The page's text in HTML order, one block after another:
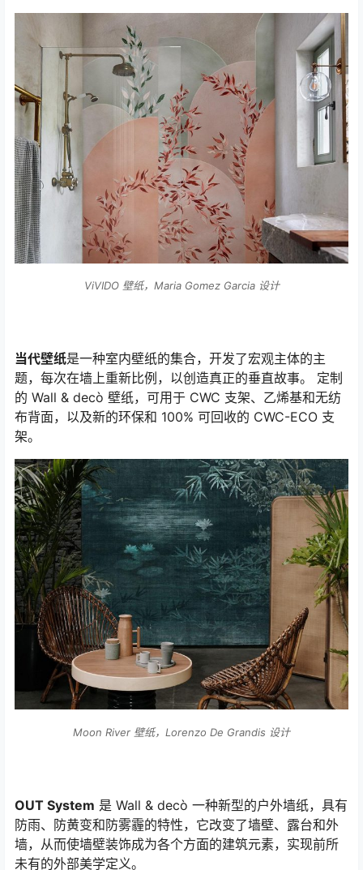
ViVIDO 壁纸，Maria Gomez Garcia 设计
当代壁纸是一种室内壁纸的集合，开发了宏观主体的主
题，每次在墙上重新比例，以创造真正的垂直故事。 定制
的 Wall & decò 壁纸，可用于 CWC 支架、乙烯基和无纺
布背面，以及新的环保和 100% 可回收的 CWC-ECO 支
架。
Moon River 壁纸，Lorenzo De Grandis 设计
OUT System 是 Wall & decò 一种新型的户外墙纸，具有
防雨、防黄变和防雾霾的特性，它改变了墙壁、露台和外
墙，从而使墙壁装饰成为各个方面的建筑元素，实现前所
未有的外部美学定义。